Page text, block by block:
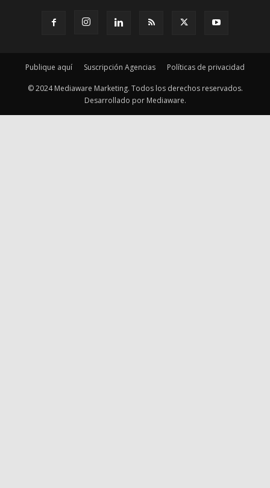
Publique aquí Suscripción Agencias Políticas de privacidad
© 2024 Mediaware Marketing. Todos los derechos reservados.
Desarrollado por Mediaware.